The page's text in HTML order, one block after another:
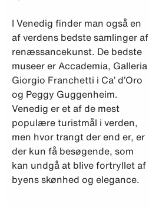
I Venedig finder man også en
af verdens bedste samlinger af
renæssancekunst. De bedste
museer er Accademia, Galleria
Giorgio Franchetti i Ca’ d’Oro
og Peggy Guggenheim.
Venedig er et af de mest
populære turistmål i verden,
men hvor trangt der end er, er
der kun få besøgende, som
kan undgå at blive fortryllet af
byens skønhed og elegance.